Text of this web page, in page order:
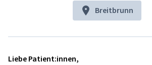
Breitbrunn
Liebe Patient:innen,